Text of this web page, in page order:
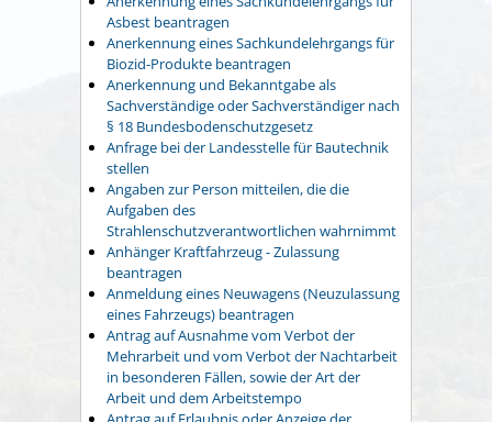
Asbest beantragen
Anerkennung eines Sachkundelehrgangs für
Biozid-Produkte beantragen
Anerkennung und Bekanntgabe als
Sachverständige oder Sachverständiger nach
§ 18 Bundesbodenschutzgesetz
Anfrage bei der Landesstelle für Bautechnik
stellen
Angaben zur Person mitteilen, die die
Aufgaben des
Strahlenschutzverantwortlichen wahrnimmt
Anhänger Kraftfahrzeug - Zulassung
beantragen
Anmeldung eines Neuwagens (Neuzulassung
eines Fahrzeugs) beantragen
Antrag auf Ausnahme vom Verbot der
Mehrarbeit und vom Verbot der Nachtarbeit
in besonderen Fällen, sowie der Art der
Arbeit und dem Arbeitstempo